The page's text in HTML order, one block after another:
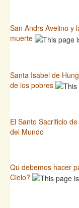
San Andrs Avelino y
muerte
Santa Isabel de
de los pobres
El Santo Sacrificio
del Mundo
Qu debemos hacer
Cielo?